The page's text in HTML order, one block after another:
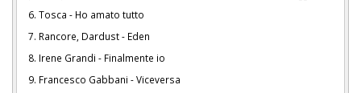
6. Tosca - Ho amato tutto
7. Rancore, Dardust - Eden
8. Irene Grandi - Finalmente io
9. Francesco Gabbani - Viceversa